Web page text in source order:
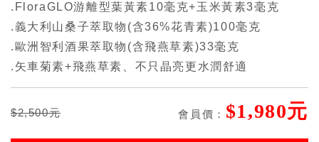
.FloraGLO游離型葉黃素10毫克+玉米黃素3毫克
.義大利山桑子萃取物(含36%花青素)100毫克
.歐洲智利酒果萃取物(含飛燕草素)33毫克
.矢車菊素+飛燕草素、不只晶亮更水潤舒適
$2,500元 會員價： $1,980元